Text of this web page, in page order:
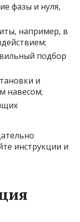
фазы и нуля,
например, в
подбор
и
навесом;
инструкции и